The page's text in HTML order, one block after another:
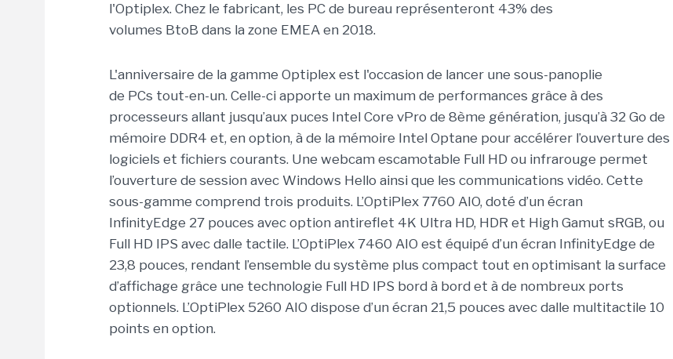
l'Optiplex. Chez le fabricant, les PC de bureau représenteront 43% des
volumes BtoB dans la zone EMEA en 2018.
L'anniversaire de la gamme Optiplex est l'occasion de lancer une sous-panoplie
de PCs tout-en-un. Celle-ci apporte un maximum de performances grâce à des
processeurs allant jusqu’aux puces Intel Core vPro de 8ème génération, jusqu’à 32 Go de
mémoire DDR4 et, en option, à de la mémoire Intel Optane pour accélérer l’ouverture des
logiciels et fichiers courants. Une webcam escamotable Full HD ou infrarouge permet
l’ouverture de session avec Windows Hello ainsi que les communications vidéo. Cette
sous-gamme comprend trois produits. L’OptiPlex 7760 AIO, doté d’un écran
InfinityEdge 27 pouces avec option antireflet 4K Ultra HD, HDR et High Gamut sRGB, ou
Full HD IPS avec dalle tactile. L’OptiPlex 7460 AIO est équipé d’un écran InfinityEdge de
23,8 pouces, rendant l’ensemble du système plus compact tout en optimisant la surface
d’affichage grâce une technologie Full HD IPS bord à bord et à de nombreux ports
optionnels. L’OptiPlex 5260 AIO dispose d’un écran 21,5 pouces avec dalle multitactile 10
points en option.